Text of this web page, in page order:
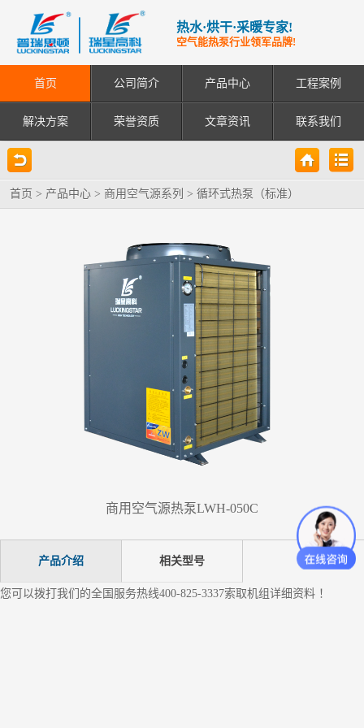
热水·烘干·采暖专家!
空气能热泵行业领军品牌!
首页 公司简介 产品中心 工程案例
解决方案 荣誉资质 文章资讯 联系我们
首页 > 产品中心 > 商用空气源系列 > 循环式热泵（标准）
商用空气源热泵LWH-050C
产品介绍 相关型号
您可以拨打我们的全国服务热线400-825-3337索取机组详细资料 ！